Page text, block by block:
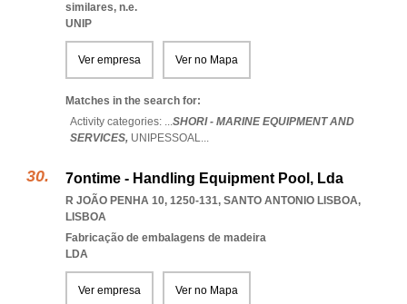
similares, n.e.
UNIP
Ver empresa Ver no Mapa
Matches in the search for:
Activity categories: ...SHORI - MARINE EQUIPMENT AND
SERVICES, UNIPESSOAL...
7ontime - Handling Equipment Pool, Lda
R JOÃO PENHA 10, 1250-131, SANTO ANTONIO LISBOA,
LISBOA
Fabricação de embalagens de madeira
LDA
Ver empresa Ver no Mapa